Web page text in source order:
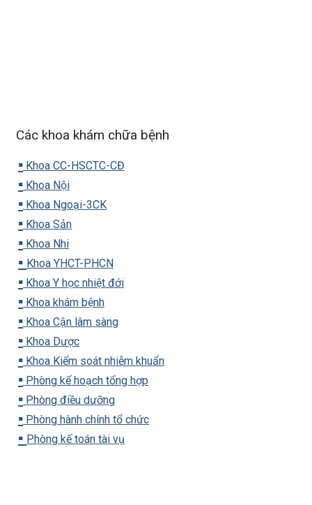
Các khoa khám chữa bệnh
▪️ Khoa CC-HSCTC-CĐ
▪️ Khoa Nội
▪️ Khoa Ngoại-3CK
▪️ Khoa Sản
▪️ Khoa Nhi
▪️ Khoa YHCT-PHCN
▪️ Khoa Y học nhiệt đới
▪️ Khoa khám bệnh
▪️ Khoa Cận lâm sàng
▪️ Khoa Dược
▪️ Khoa Kiểm soát nhiễm khuẩn
▪️ Phòng kế hoạch tổng hợp
▪️ Phòng điều dưỡng
▪️ Phòng hành chính tổ chức
▪️ Phòng kế toán tài vụ